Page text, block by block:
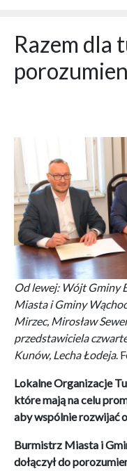
Razem dla
Od lewej: Wójt Gminy
Miasta i Gminy
Mirzec, Mirosław
przedstawiciela
Kunów, Lecha Łodeja.
Lokalne Organizacje
które mają na celu
aby wspólnie rozwijać
Burmistrz Miasta i
dołączył do